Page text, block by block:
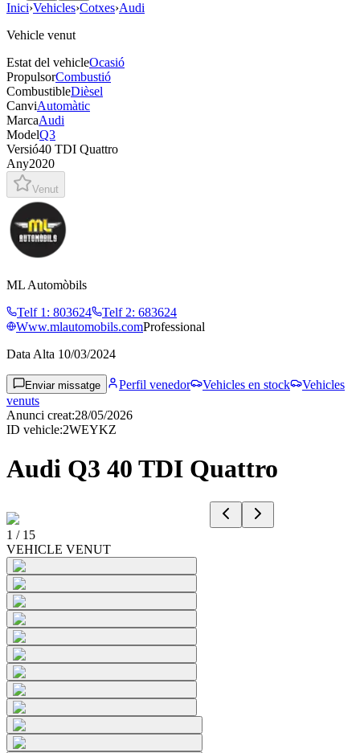
Inici›Vehicles›Cotxes›Audi
Vehicle venut
Estat del vehicleOcasió
PropulsorCombustió
CombustibleDièsel
CanviAutomàtic
MarcaAudi
ModelQ3
Versió40 TDI Quattro
Any2020
Venut
ML Automòbils
Telf 1 : 803624 Telf 2: 683624
Www.mlautomobils.comProfessional
Data Alta 10/03/2024
Enviar missatge Perfil venedor Vehicles en stock
Vehicles
venuts
Anunci creat:28/05/2026
ID vehicle:2WEYKZ
Audi Q3 40 TDI Quattro
1 / 15
VEHICLE VENUT